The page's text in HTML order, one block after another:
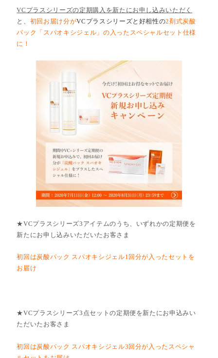
VCプラスシリーズの定期購入を新たにお申し込みいただく
と、 初回お届け分がVCプラスシリーズと好相性の2剤式炭酸
パック「スパオキシジェル」の入ったスペシャルセット仕様
に！
★VCプラスシリーズ3アイテムのうち、いずれかの定期便を
新たにお申し込みいただいたお客さま
初回は炭酸パック スパオキシジェル1回分が入ったセットを
お届け
★VCプラスシリーズ3点セットの定期便を新たにお申込みい
ただいたお客さま
初回は炭酸パック スパオキシジェル3回分が入ったスペシャ